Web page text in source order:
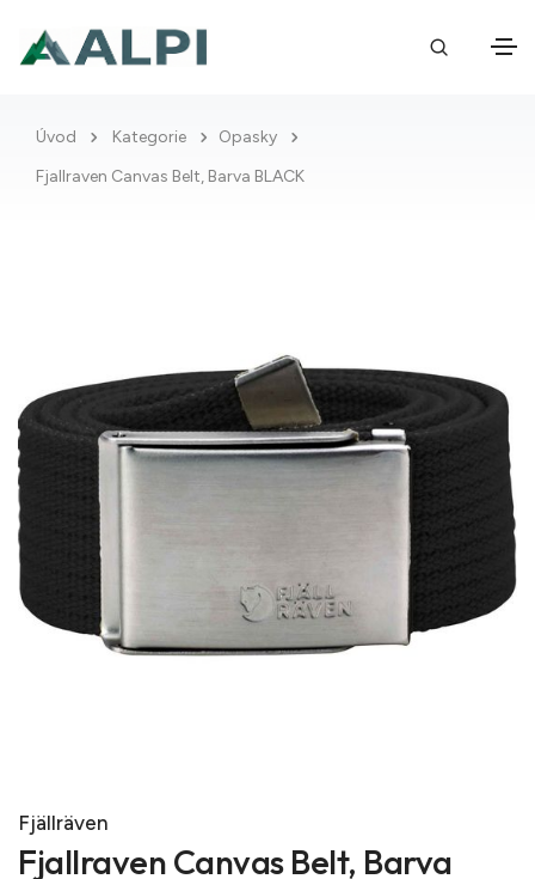
Úvod Kategorie
Opasky
Fjallraven Canvas Belt, Barva BLACK
Fjällräven
Fjallraven Canvas Belt, Barva